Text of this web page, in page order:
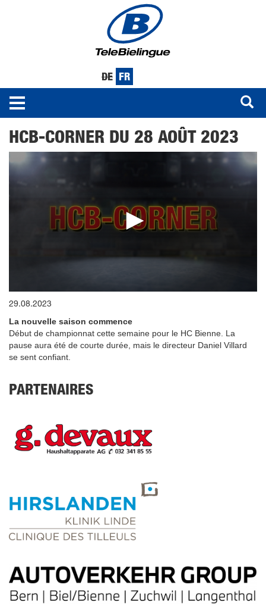
contenu
principal
DE FR
HCB-CORNER DU 28 AOÛT 2023
seconds
8
minutes,
44
seconds
29.08.2023
La nouvelle saison commence
Début de championnat cette semaine pour le HC Bienne. La
pause aura été de courte durée, mais le directeur Daniel Villard
se sent confiant.
PARTENAIRES